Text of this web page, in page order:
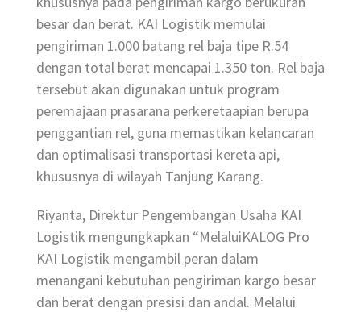
besar dan berat. KAI Logistik memulai
pengiriman 1.000 batang rel baja tipe R.54
dengan total berat mencapai 1.350 ton. Rel baja
tersebut akan digunakan untuk program
peremajaan prasarana perkeretaapian berupa
penggantian rel, guna memastikan kelancaran
dan optimalisasi transportasi kereta api,
khususnya di wilayah Tanjung Karang.
Riyanta, Direktur Pengembangan Usaha KAI
Logistik mengungkapkan “MelaluiKALOG Pro
KAI Logistik mengambil peran dalam
menangani kebutuhan pengiriman kargo besar
dan berat dengan presisi dan andal. Melalui